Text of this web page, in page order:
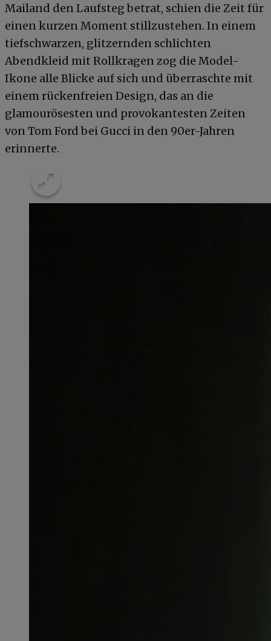
Mailand den Laufsteg betrat, schien die Zeit für
einen kurzen Moment stillzustehen. In einem
tiefschwarzen, glitzernden schlichten
Abendkleid mit Rollkragen zog die Model-
Ikone alle Blicke auf sich und überraschte mit
einem rückenfreien Design, das an die
glamourösesten und provokantesten Zeiten
von Tom Ford bei Gucci in den 90er-Jahren
erinnerte.